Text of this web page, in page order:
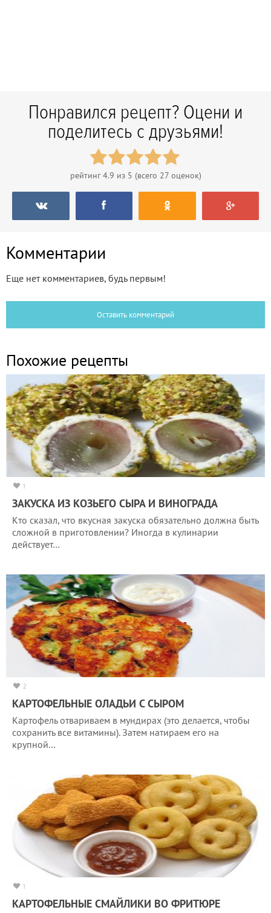
Понравился рецепт? Оцени и
поделитесь с друзьями!
рейтинг4.9 из 5 (всего 27оценок)
Комментарии
Еще нет комментариев, будь первым!
Оставить комментарий
Похожие рецепты
1
ЗАКУСКА ИЗ КОЗЬЕГО СЫРА И ВИНОГРАДА
Кто сказал, что вкусная закуска обязательно должна быть
сложной в приготовлении? Иногда в кулинарии
действует…
2
КАРТОФЕЛЬНЫЕ ОЛАДЬИ С СЫРОМ
Картофель отвариваем в мундирах (это делается, чтобы
сохранить все витамины). Затем натираем его на
крупной…
1
КАРТОФЕЛЬНЫЕ СМАЙЛИКИ ВО ФРИТЮРЕ